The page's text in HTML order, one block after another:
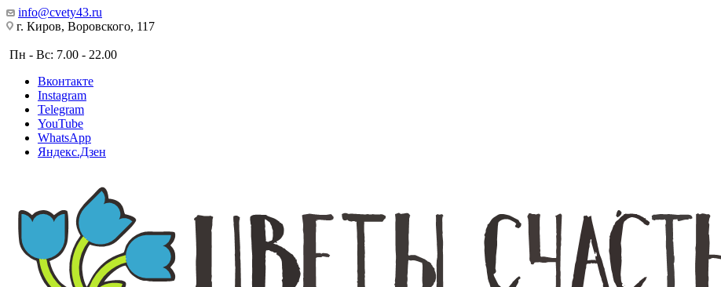
info@cvety43.ru
г. Киров, Воровского, 117
Пн - Вс: 7.00 - 22.00
Вконтакте
Instagram
Telegram
YouTube
WhatsApp
Яндекс.Дзен